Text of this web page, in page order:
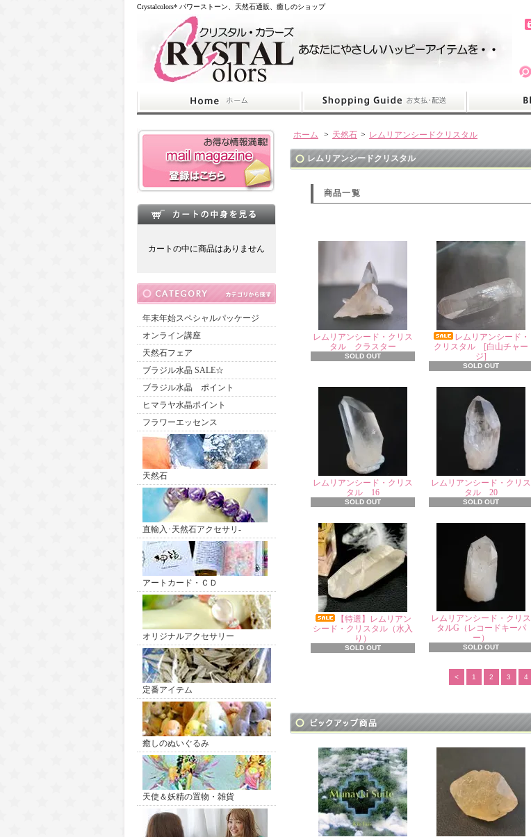
Crystalcolors* パワーストーン、天然石通販、癒しのショップ
カートの中に商品はありません
年末年始スペシャルパッケージ
オンライン講座
天然石フェア
ブラジル水晶 SALE☆
ブラジル水晶 ポイント
ヒマラヤ水晶ポイント
フラワーエッセンス
天然石
直輸入･天然石アクセサリ-
アートカード・ＣＤ
オリジナルアクセサリー
定番アイテム
癒しのぬいぐるみ
天使＆妖精の置物・雑貨
ホーム > 天然石 > レムリアンシードクリスタル
レムリアンシードクリスタル
商品一覧
レムリアンシード・クリス
タル クラスター
SOLD OUT
レムリアンシード・
クリスタル [白山チャー
ジ]
SOLD OUT
レムリアンシード・クリス
タル 16
SOLD OUT
レムリアンシード・クリス
タル 20
SOLD OUT
【特選】レムリアン
シード・クリスタル（水入
り）
SOLD OUT
レムリアンシード・クリス
タルG（レコードキーパ
ー）
SOLD OUT
< 1 2 3 4